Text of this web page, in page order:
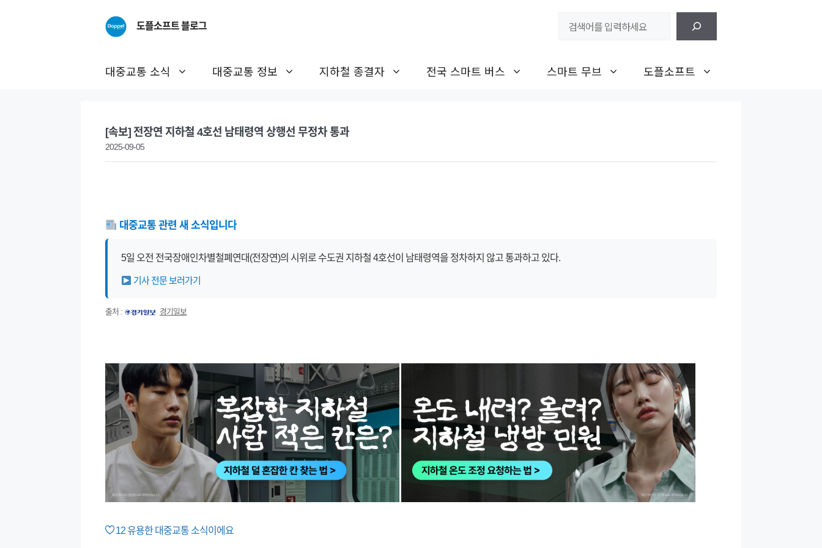
도플소프트 블로그
대중교통 소식 대중교통 정보 지하철 종결자 전국 스마트 버스 스마트 무브 도플소프트
[속보] 전장연 지하철 4호선 남태령역 상행선 무정차 통과
2025-09-05
대중교통 관련 새 소식입니다
5일 오전 전국장애인차별철폐연대(전장연)의 시위로 수도권 지하철 4호선이 남태령역을 정차하지 않고 통과하고 있다.
기사 전문 보러가기
출처 : 경기일보
12유용한 대중교통 소식이에요